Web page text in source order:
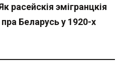
расейскія эмігранцкія
Беларусь у 1920-х